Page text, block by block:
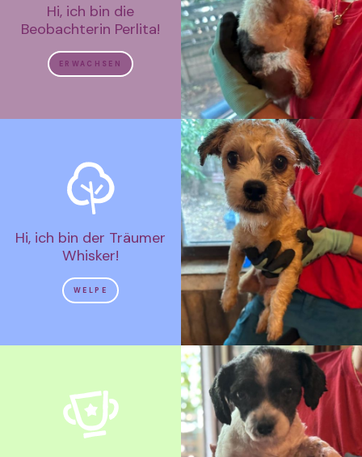
Hi, ich bin die
Beobachterin Perlita!
ERWACHSEN
Hi, ich bin der Träumer
Whisker!
WELPE